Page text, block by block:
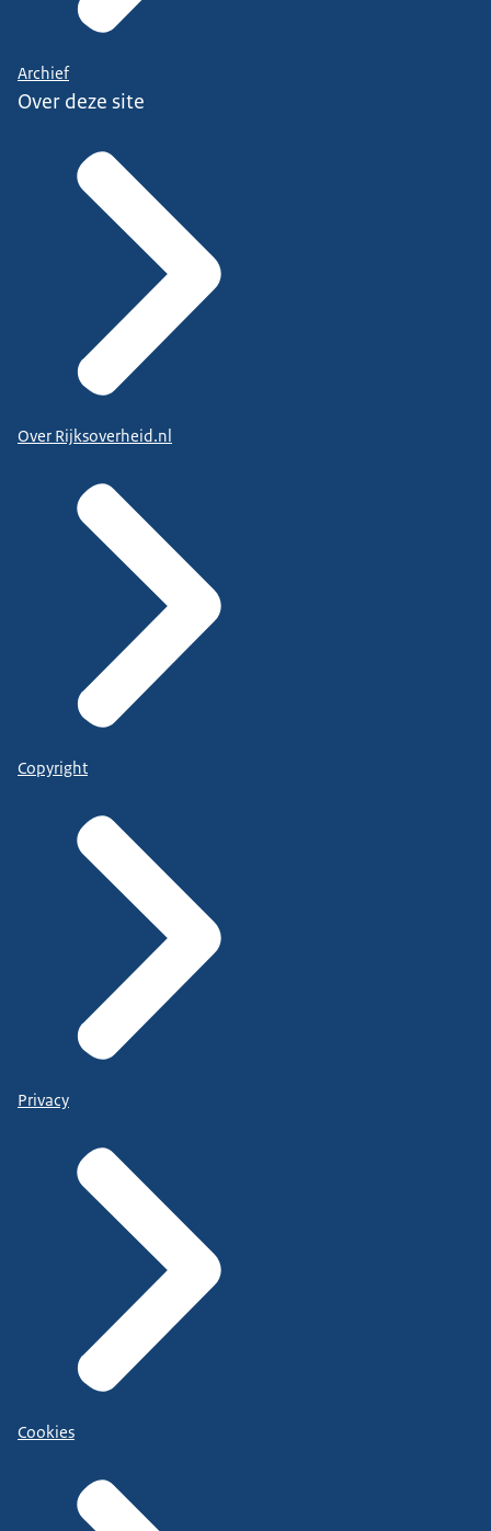
Archief
Over deze site
Over Rijksoverheid.nl
Copyright
Privacy
Cookies